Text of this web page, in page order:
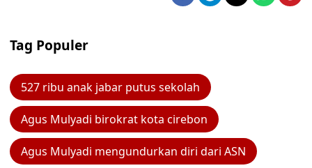
Tag Populer
527 ribu anak jabar putus sekolah
Agus Mulyadi birokrat kota cirebon
Agus Mulyadi mengundurkan diri dari ASN